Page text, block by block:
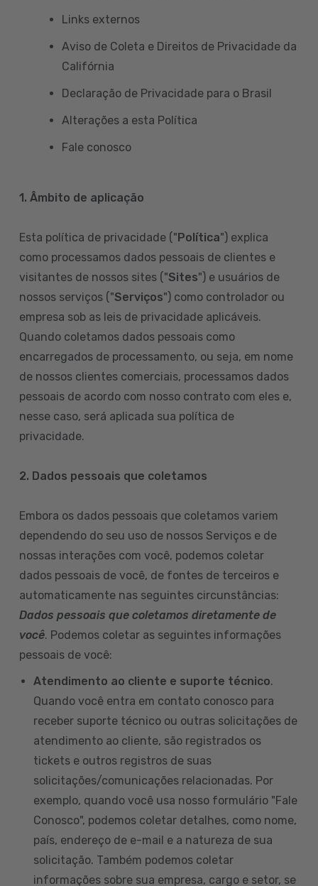
Links externos
Aviso de Coleta e Direitos de Privacidade da
Califórnia
Declaração de Privacidade para o Brasil
Alterações a esta Política
Fale conosco
1. Âmbito de aplicação
Esta política de privacidade ("Política") explica
como processamos dados pessoais de clientes e
visitantes de nossos sites ("Sites") e usuários de
nossos serviços ("Serviços") como controlador ou
empresa sob as leis de privacidade aplicáveis.
Quando coletamos dados pessoais como
encarregados de processamento, ou seja, em nome
de nossos clientes comerciais, processamos dados
pessoais de acordo com nosso contrato com eles e,
nesse caso, será aplicada sua política de
privacidade.
2. Dados pessoais que coletamos
Embora os dados pessoais que coletamos variem
dependendo do seu uso de nossos Serviços e de
nossas interações com você, podemos coletar
dados pessoais de você, de fontes de terceiros e
automaticamente nas seguintes circunstâncias:
Dados pessoais que coletamos diretamente de
você. Podemos coletar as seguintes informações
pessoais de você:
Atendimento ao cliente e suporte técnico.
Quando você entra em contato conosco para
receber suporte técnico ou outras solicitações de
atendimento ao cliente, são registrados os
tickets e outros registros de suas
solicitações/comunicações relacionadas. Por
exemplo, quando você usa nosso formulário "Fale
Conosco", podemos coletar detalhes, como nome,
país, endereço de e-mail e a natureza de sua
solicitação. Também podemos coletar
informações sobre sua empresa, cargo e setor, se